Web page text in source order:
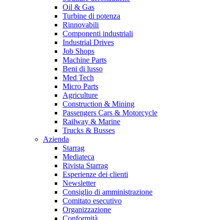
Oil & Gas
Turbine di potenza
Rinnovabili
Componenti industriali
Industrial Drives
Job Shops
Machine Parts
Beni di lusso
Med Tech
Micro Parts
Agriculture
Construction & Mining
Passengers Cars & Motorcycle
Railway & Marine
Trucks & Busses
Azienda
Starrag
Mediateca
Rivista Starrag
Esperienze dei clienti
Newsletter
Consiglio di amministrazione
Comitato esecutivo
Organizzazione
Conformità